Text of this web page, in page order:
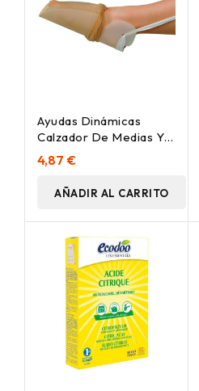
Ayudas Dinámicas
Calzador De Medias Y
Calcetines
4,87 €
AÑADIR AL CARRITO